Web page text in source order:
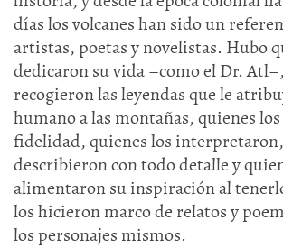
días los volcanes han sido un
artistas, poetas y novelistas. Hubo
dedicaron su vida –como el Dr.
recogieron las leyendas que le
humano a las montañas, quienes
fidelidad, quienes los
describieron con todo detalle y
alimentaron su inspiración al
los hicieron marco de relatos y
los personajes mismos.